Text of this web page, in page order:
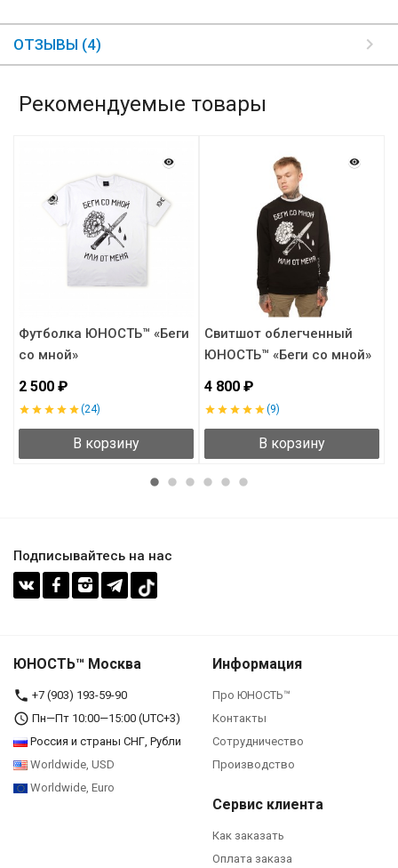
ОТЗЫВЫ (4)
Рекомендуемые товары
Футболка ЮНОСТЬ™ «Беги
со мной»
2 500 ₽
(24)
В корзину
Свитшот облегченный
ЮНОСТЬ™ «Беги со мной»
4 800 ₽
(9)
В корзину
Подписывайтесь на нас
ЮНОСТЬ™ Москва
+7 (903) 193-59-90‬
Пн—Пт 10:00—15:00 (UTC+3)
Россия и страны СНГ, Рубли
Worldwide, USD
Worldwide, Euro
Информация
Про ЮНОСТЬ™
Контакты
Сотрудничество
Производство
Сервис клиента
Как заказать
Оплата заказа